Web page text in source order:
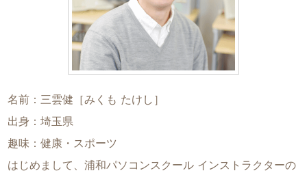
名前：三雲健［みくも たけし］
出身：埼玉県
趣味：健康・スポーツ
はじめまして、浦和パソコンスクール インストラクターの